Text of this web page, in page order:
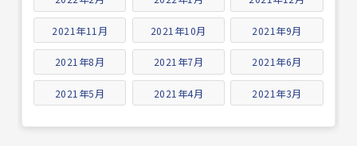
2021年11月 2021年10月 2021年9月
2021年8月 2021年7月 2021年6月
2021年5月 2021年4月 2021年3月